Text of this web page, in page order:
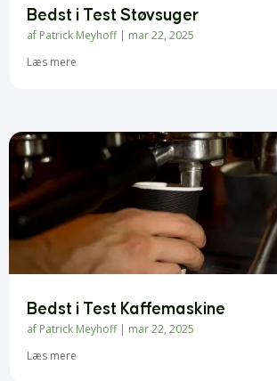
Bedst i Test Støvsuger
af Patrick Meyhoff| mar 22, 2025
Læs mere
Bedst i Test Kaffemaskine
af Patrick Meyhoff| mar 22, 2025
Læs mere